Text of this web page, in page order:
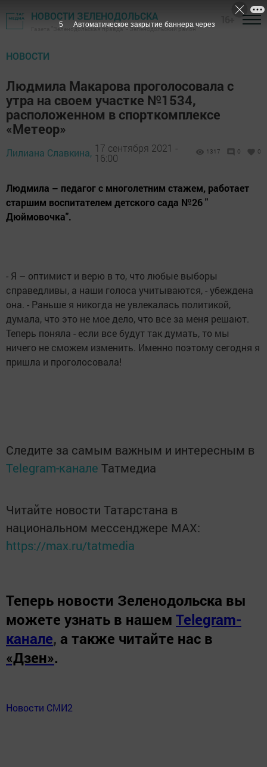
НОВОСТИ ЗЕЛЕНОДОЛЬСКА
Газета "Зеленодольская правда" - Зеленодольский район
НОВОСТИ
Людмила Макарова проголосовала с
утра на своем участке №1534,
расположенном в спорткомплексе
«Метеор»
Лилиана Славкина, 17 сентября 2021 -
16:00
1317 0 0
Людмила – педагог с многолетним стажем, работает
старшим воспитателем детского сада №26 "
Дюймовочка".
- Я – оптимист и верю в то, что любые выборы
справедливы, а наши голоса учитываются, - убеждена
она. - Раньше я никогда не увлекалась политикой,
думала, что это не мое дело, что все за меня решают.
Теперь поняла - если все будут так думать, то мы
ничего не сможем изменить. Именно поэтому сегодня я
пришла и проголосовала!
Следите за самым важным и интересным в
Telegram-канале Татмедиа
Читайте новости Татарстана в
национальном мессенджере MАХ:
https://max.ru/tatmedia
Теперь новости Зеленодольска вы
можете узнать в нашем Telegram-
канале, а также читайте нас в
«Дзен».
Новости СМИ2
4 Автоматическое закрытие баннера через